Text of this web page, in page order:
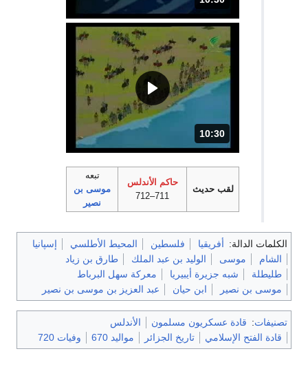
المدة: دقائق و 30 ثواني.
حاكم الأندلس
711–712
موسى بن
الدالة: أفريقيا فلسطين المحيط الأطلسي
إسپانيا
موسى الوليد بن عبد الملك
طارق بن زياد
شبه جزيرة أيبيريا
معركة سهل البرباط
بن نصير
ابن حيان عبد العزيز بن موسى بن نصير
قادة عسكريون مسلمون
الأندلس
الإسلامي
تاريخ الجزائر مواليد 670 وفيات 720